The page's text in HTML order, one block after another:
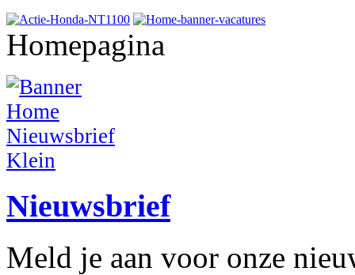
Homepagina
Nieuwsbrief
Meld je aan voor onze